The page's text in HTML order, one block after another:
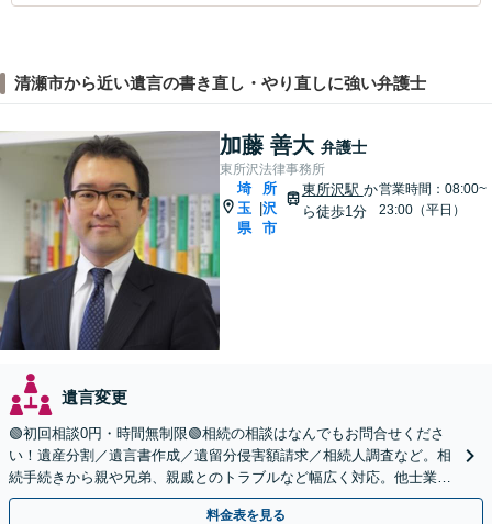
清瀬市から近い遺言の書き直し・やり直しに強い弁護士
加藤 善大 弁護士
東所沢法律事務所
埼
玉
県
所
沢
市
東所沢駅 か
ら徒歩1分
営業時間：08:00~
23:00（平日）
遺言変更
🟢初回相談0円・時間無制限🟢相続の相談はなんでもお問合せくださ
い！遺産分割／遺言書作成／遺留分侵害額請求／相続人調査など。相
続手続きから親や兄弟、親戚とのトラブルなど幅広く対応。他士業と
も連携可能です【出張相談可】【東所沢駅30秒】
料金表を見る